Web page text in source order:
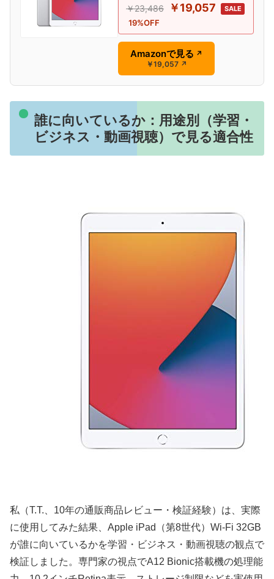
￥23,486 ￥19,057 SALE
19%OFF
Amazonで見る ↗
￥19,057 ↗
誰に向いているか：用途別（学習・
ビジネス・動画視聴）で見る適合性
私（T.T.、10年の通販商品レビュー・検証経験）は、実際
に使用してみた結果、Apple iPad（第8世代）Wi‑Fi 32GB
が誰に向いているかを学習・ビジネス・動画視聴の観点で
検証しました。専門家の視点でA12 Bionic搭載機の処理能